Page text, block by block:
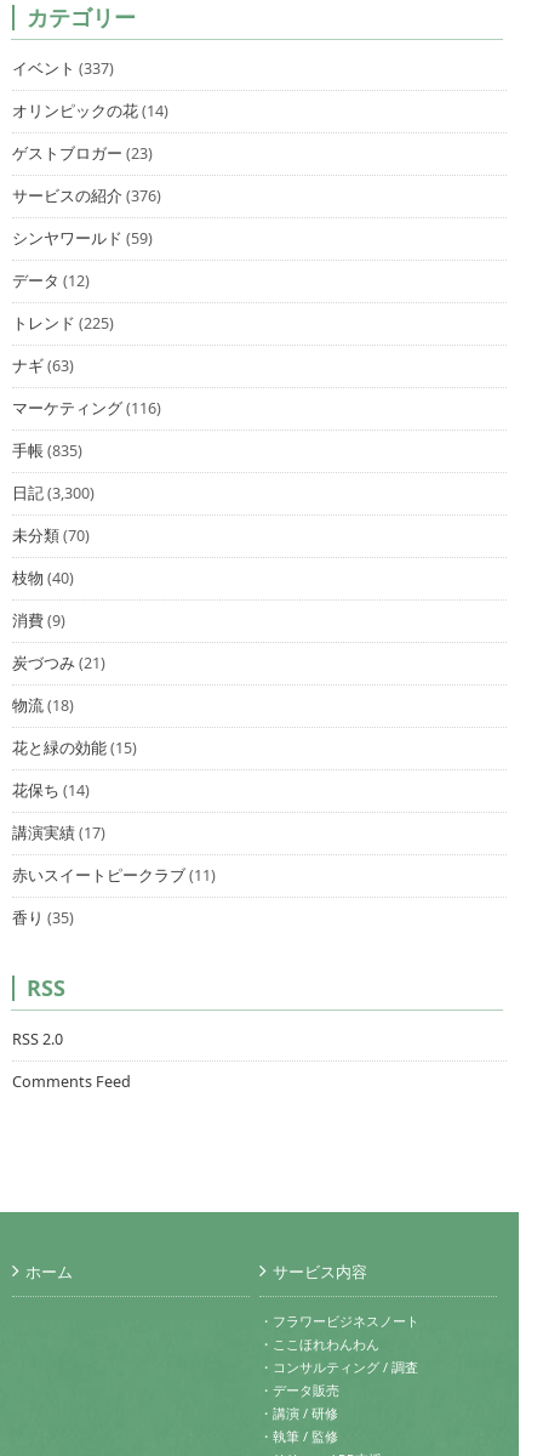
カテゴリー
イベント (337)
オリンピックの花(14)
ゲストブロガー (23)
サービスの紹介(376)
シンヤワールド (59)
データ (12)
トレンド (225)
ナギ(63)
マーケティング(116)
手帳(835)
日記(3,300)
未分類(70)
枝物 (40)
消費(9)
炭づつみ(21)
物流(18)
花と緑の効能(15)
花保ち (14)
講演実績(17)
赤いスイートピークラブ(11)
香り (35)
RSS
RSS 2.0
Comments Feed
ホーム サービス内容
・フラワービジネスノート
・ここほれわんわん
・コンサルティング / 調査
・データ販売
・講演 / 研修
・執筆 / 監修